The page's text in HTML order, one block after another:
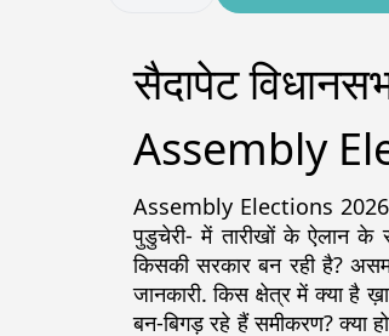
सैदापेट
Assembly
Assembly Elections 2026
पुडुचेरी- में तारीखों के ऐलान के
किसकी सरकार बन रही है?
जानकारी. किस क्षेत्र में क्या है
बन-बिगड़ रहे हैं समीकरण? क्या